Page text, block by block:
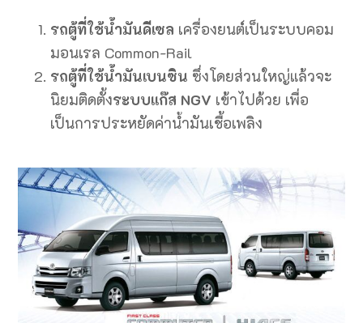
รถตู้ที่ใช้น้ำมันดีเซล เครื่องยนต์เป็นระบบคอม
มอนเรล Common-Rail
รถตู้ที่ใช้น้ำมันเบนซิน ซึ่งโดยส่วนใหญ่แล้วจะ
นิยมติดตั้งระบบแก๊ส NGV เข้าไปด้วย เพื่อ
เป็นการประหยัดค่าน้ำมันเชื้อเพลิง